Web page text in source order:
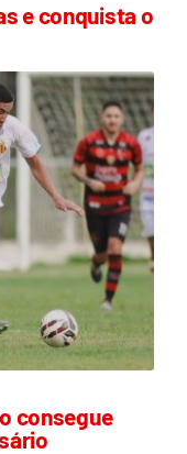
e conquista o
consegue